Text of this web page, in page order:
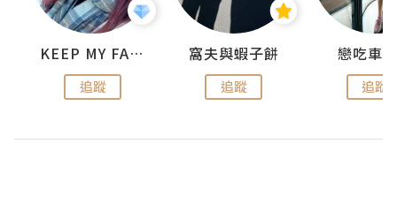
KEEP MY FAITH
追蹤
窩夫與蝦子餅
追蹤
戀吃車
追蹤